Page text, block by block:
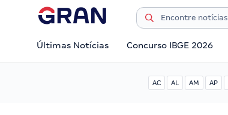
Últimas Notícias Concurso IBGE 2026
AC AL AM AP